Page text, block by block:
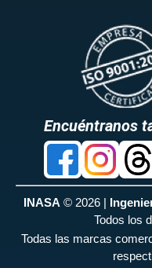
Encuéntranos
INASA © 2026 |
Todos los
Todas las marcas